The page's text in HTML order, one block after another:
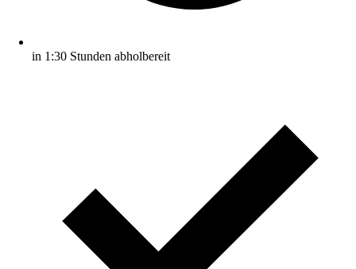
in 1:30 Stunden abholbereit